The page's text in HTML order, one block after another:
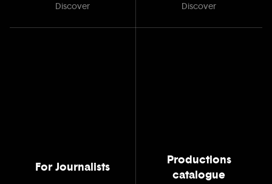
Discover Discover
For Journalists
Productions
catalogue